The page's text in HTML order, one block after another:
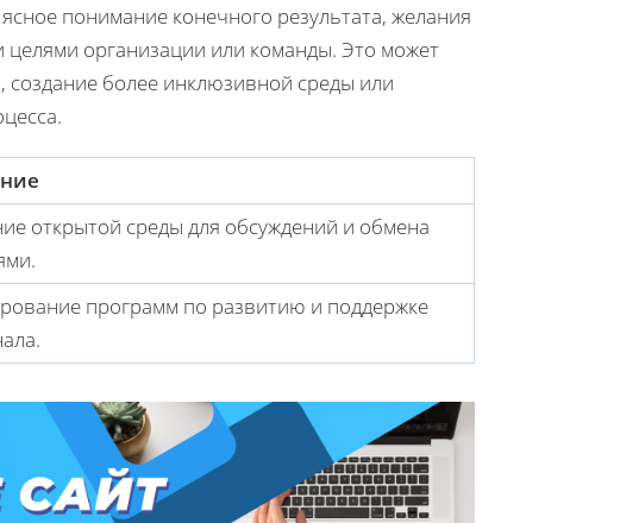
понимание конечного результата, желания
целями организации или команды. Это может
создание более инклюзивной среды или
открытой среды для обсуждений и обмена
программ по развитию и поддержке